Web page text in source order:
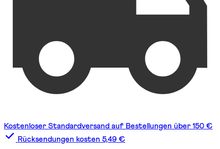
Kostenloser Standardversand auf Bestellungen über 150 €
Rücksendungen kosten 5,49 €